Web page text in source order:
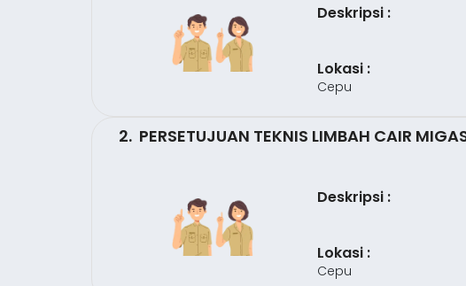
Deskripsi :
Lokasi :
Cepu
2. PERSETUJUAN TEKNIS LIMBAH CAIR
Deskripsi :
Lokasi :
Cepu